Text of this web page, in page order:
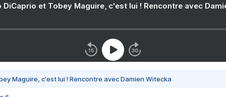
DiCaprio et Tobey Maguire, c'est lui ! Rencontre avec
Maguire, c'est lui ! Rencontre avec Damien Witecka